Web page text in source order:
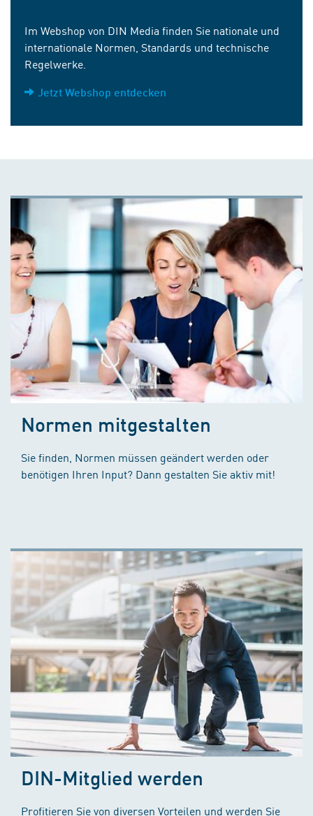
Im Webshop von DIN Media finden Sie nationale und
internationale Normen, Standards und technische
Regelwerke.
Jetzt Webshop entdecken
Normen mitgestalten
Sie finden, Normen müssen geändert werden oder
benötigen Ihren Input? Dann gestalten Sie aktiv mit!
DIN-Mitglied werden
Profitieren Sie von diversen Vorteilen und werden Sie